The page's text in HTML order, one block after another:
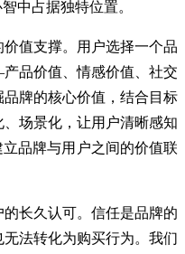
中占据独特位置。
值支撑。用户选择一个品
品价值、情感价值、社交
牌的核心价值，结合目标
场景化，让用户清晰感知
品牌与用户之间的价值联
长久认可。信任是品牌的
法转化为购买行为。我们